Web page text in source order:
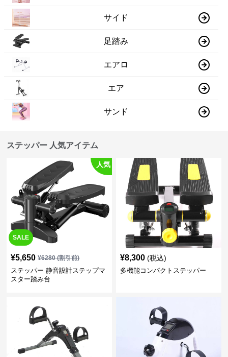
サイド
足踏み
エアロ
エア
サンド
ステッパー 人気アイテム
SALE
人気
¥5,650 ¥6280(割引前)
ステッパー 静音設計ステップマ
スター踏み台
¥8,300 (税込)
多機能コンパクトステッパー